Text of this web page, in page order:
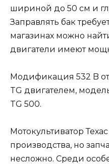
шириной до 50 см и
Заправлять бак
магазинах можно
двигатели имеют
Модификация 532 B
TG двигателем,
TG 500.
Мотокультиватор
производства, но
несложно. Среди